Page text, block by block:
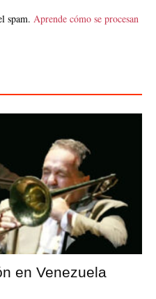
spam. Aprende cómo se procesan
en Venezuela